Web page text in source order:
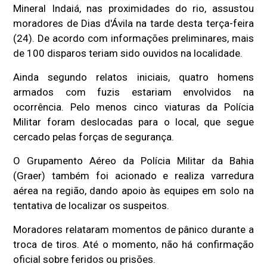
Mineral Indaiá, nas proximidades do rio, assustou
moradores de Dias d'Ávila na tarde desta terça-feira
(24). De acordo com informações preliminares, mais
de 100 disparos teriam sido ouvidos na localidade.
Ainda segundo relatos iniciais, quatro homens
armados com fuzis estariam envolvidos na
ocorrência. Pelo menos cinco viaturas da Polícia
Militar foram deslocadas para o local, que segue
cercado pelas forças de segurança.
O Grupamento Aéreo da Polícia Militar da Bahia
(Graer) também foi acionado e realiza varredura
aérea na região, dando apoio às equipes em solo na
tentativa de localizar os suspeitos.
Moradores relataram momentos de pânico durante a
troca de tiros. Até o momento, não há confirmação
oficial sobre feridos ou prisões.